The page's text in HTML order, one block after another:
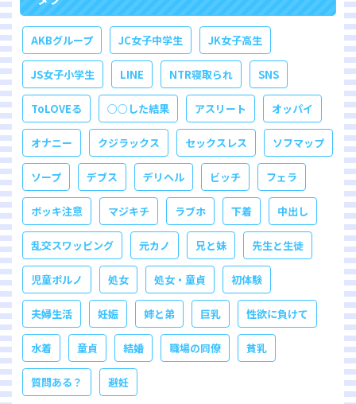
AKBグループ JC女子中学生 JK女子高生
JS女子小学生 LINE NTR寝取られ SNS
ToLOVEる ○○した結果 アスリート オッパイ
オナニー クジラックス セックスレス ソフマップ
ソープ デブス デリヘル ビッチ フェラ
ボッキ注意 マジキチ ラブホ 下着 中出し
乱交スワッピング 元カノ 兄と妹 先生と生徒
児童ポルノ 処女 処女・童貞 初体験
夫婦生活 妊娠 姉と弟 巨乳 性欲に負けて
水着 童貞 結婚 職場の同僚 貧乳
質問ある？ 避妊